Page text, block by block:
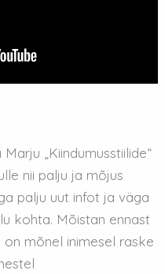
„Kiindumusstiilide“
nii palju ja mõjus
palju uut infot ja väga
kohta. Mõistan ennast
mõnel inimesel raske